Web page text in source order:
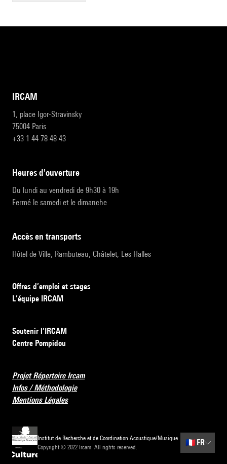
IRCAM
1, place Igor-Stravinsky
75004 Paris
+33 1 44 78 48 43
heures d'ouverture
Du lundi au vendredi de 9h30 à 19h
Fermé le samedi et le dimanche
accès en transports
Hôtel de Ville, Rambuteau, Châtelet, Les Halles
Offres d’emploi et stages
L’équipe IRCAM
Soutenir l’IRCAM
Centre Pompidou
Projet Répertoire Ircam
Infos / Méthodologie
Mentions Légales
Institut de Recherche et de Coordination Acoustique/Musique
Copyright © 2022 Ircam. All rights reserved.
🇫🇷 FR